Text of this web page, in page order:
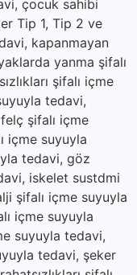
çocuk sahibi
Tip 1, Tip 2 ve
kapanmayan
yanma şifalı
şifalı içme
tedavi,
şifalı içme
içme suyuyla
tedavi, göz
iskelet sustdmi
şifalı içme suyuyla
içme suyuyla
suyuyla tedavi,
tedavi, şeker